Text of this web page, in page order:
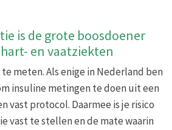
is de grote boosdoener
en vaatziekten
meten. Als enige in Nederland ben
insuline metingen te doen uit een
vast protocol. Daarmee is je risico
vast te stellen en de mate waarin